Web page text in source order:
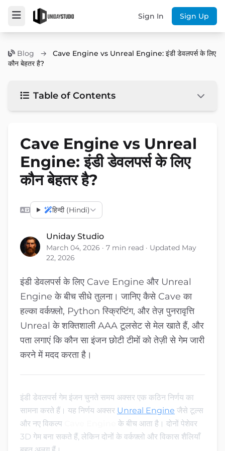
Sign In Sign Up
Blog →
Cave Engine vs Unreal Engine: इंडी डेवलपर्स के लिए
कौन बेहतर है?
Table of Contents
Cave Engine vs Unreal
Engine: इंडी डेवलपर्स के लिए
कौन बेहतर है?
हिन्दी (Hindi)
Uniday Studio
March 04, 2026 · 7 min read · Updated May
22, 2026
इंडी डेवलपर्स के लिए Cave Engine और Unreal
Engine के बीच सीधे तुलना। जानिए कैसे Cave का
हल्का वर्कफ़्लो, Python स्क्रिप्टिंग, और तेज़ पुनरावृत्ति
Unreal के शक्तिशाली AAA टूलसेट से मेल खाते हैं, और
पता लगाएं कि कौन सा इंजन छोटी टीमों को तेज़ी से गेम जारी
करने में मदद करता है।
इंडी डेवलपर्स गेम इंजन चुनते समय अक्सर एक कठिन निर्णय का
सामना करते हैं। यह निर्णय अक्सर Unreal Engine जैसे टूल्स
और नए विकल्प
के बीच आता है। दोनों पेशेवर
3D गेम बना सकते हैं, लेकिन दोनों के वर्कफ़्लो और विकास शैलियाँ